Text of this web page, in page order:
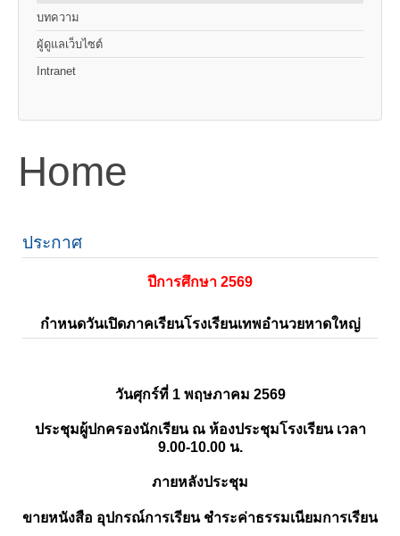
บทความ
ผู้ดูแลเว็บไซต์
Intranet
Home
ประกาศ
ปีการศึกษา 2569
กำหนดวันเปิดภาคเรียนโรงเรียนเทพอำนวยหาดใหญ่
วันศุกร์ที่ 1 พฤษภาคม 2569
ประชุมผู้ปกครองนักเรียน ณ ห้องประชุมโรงเรียน เวลา
9.00-10.00 น.
ภายหลังประชุม
ขายหนังสือ อุปกรณ์การเรียน ชำระค่าธรรมเนียมการเรียน